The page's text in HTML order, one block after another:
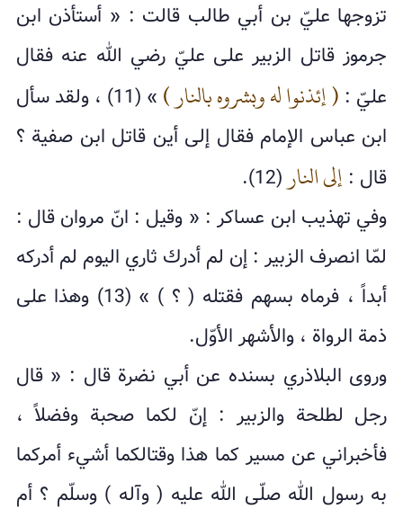
تزوجها عليّ بن أبي طالب قالت : « أستأذن ابن
جرموز قاتل الزبير على عليّ رضي الله عنه فقال
عليّ : ( إئذنوا له وبشروه بالنار )
» (11) ، ولقد سأل
ابن عباس الإمام فقال إلى أين قاتل ابن صفية ؟
قال : إلى النار (12).
وفي تهذيب ابن عساكر : « وقيل : انّ مروان قال :
لمّا انصرف الزبير : إن لم أدرك ثاري اليوم لم أدركه
أبداً ، فرماه بسهم فقتله ( ؟ ) » (13) وهذا على
ذمة الرواة ، والأشهر الأوّل.
وروى البلاذري بسنده عن أبي نضرة قال : « قال
رجل لطلحة والزبير : إنّ لكما صحبة وفضلاً ،
فأخبراني عن مسير كما هذا وقتالكما أشيء أمركما
به رسول الله صلّى الله عليه ( وآله ) وسلّم ؟ أم